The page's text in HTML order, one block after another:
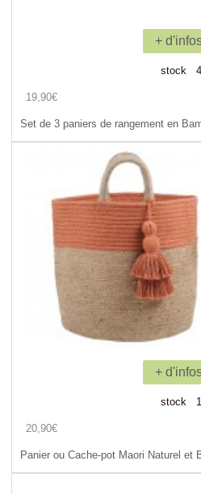
+
stock 4
19,90€
Set de 3 paniers de rangement en
+
stock 1
20,90€
Panier ou Cache-pot Maori Naturel et